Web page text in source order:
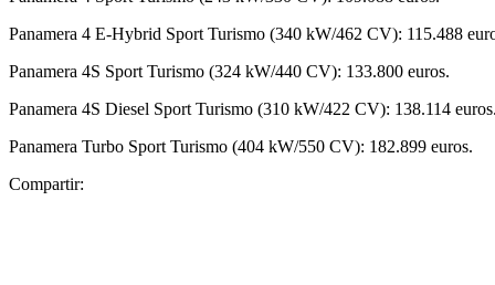
Panamera 4 E-Hybrid Sport Turismo (340 kW/462 CV): 115.488
Panamera 4S Sport Turismo (324 kW/440 CV): 133.800 euros.
Panamera 4S Diesel Sport Turismo (310 kW/422 CV): 138.114
Panamera Turbo Sport Turismo (404 kW/550 CV): 182.899 euros.
Compartir: